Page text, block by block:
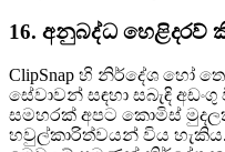
16. අනුබද්ධ හෙළිදරව්
ClipSnap හි නිර්දේශ හෝ
සේවාවන් සඳහා සබැඳි
සමහරක් අපට කොමිස්
හවුල්කාරිත්වයන් විය